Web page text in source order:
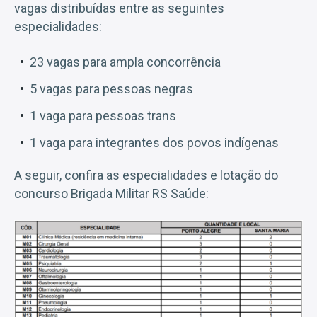
vagas distribuídas entre as seguintes
especialidades:
23 vagas para ampla concorrência
5 vagas para pessoas negras
1 vaga para pessoas trans
1 vaga para integrantes dos povos indígenas
A seguir, confira as especialidades e lotação do
concurso Brigada Militar RS Saúde: